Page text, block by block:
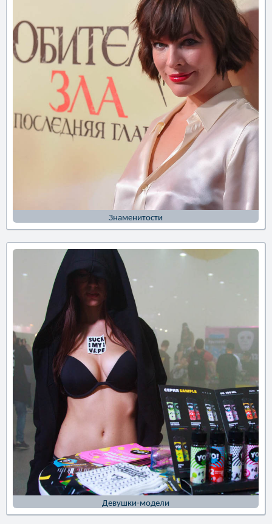
Знаменитости
Девушки-модели